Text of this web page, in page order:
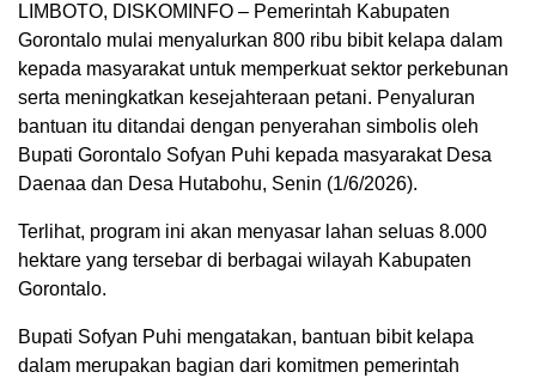
LIMBOTO, DISKOMINFO – Pemerintah Kabupaten
Gorontalo mulai menyalurkan 800 ribu bibit kelapa dalam
kepada masyarakat untuk memperkuat sektor perkebunan
serta meningkatkan kesejahteraan petani. Penyaluran
bantuan itu ditandai dengan penyerahan simbolis oleh
Bupati Gorontalo Sofyan Puhi kepada masyarakat Desa
Daenaa dan Desa Hutabohu, Senin (1/6/2026).
Terlihat, program ini akan menyasar lahan seluas 8.000
hektare yang tersebar di berbagai wilayah Kabupaten
Gorontalo.
Bupati Sofyan Puhi mengatakan, bantuan bibit kelapa
dalam merupakan bagian dari komitmen pemerintah